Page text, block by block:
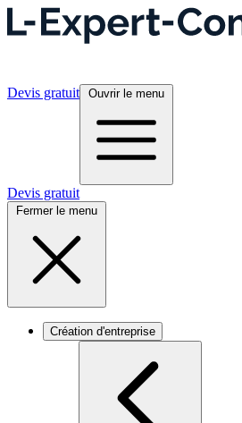
Devis gratuit Ouvrir le menu
Devis gratuit
Fermer le menu
Création d'entreprise